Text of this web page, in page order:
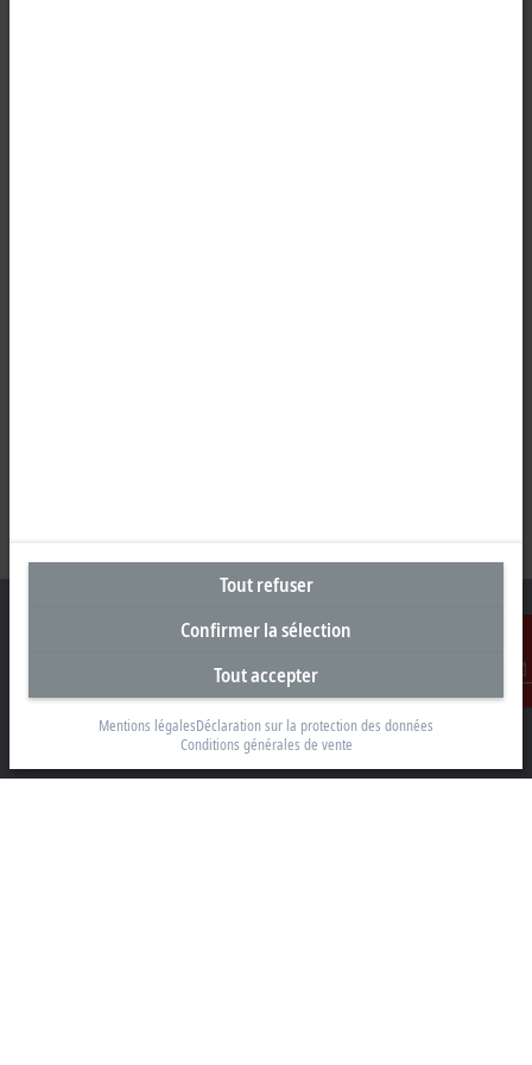
Contact
Siège social Belgique
Beckhoff Automation BV
3560 Lummen
Tout refuser
Confirmer la sélection
Tout accepter
Mentions légalesDéclaration sur la protection des données
Conditions générales de vente